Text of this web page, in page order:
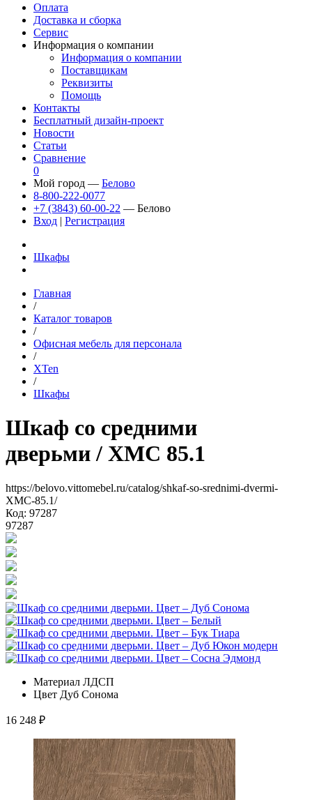
Оплата
Доставка и сборка
Сервис
Информация о компании
Информация о компании
Поставщикам
Реквизиты
Помощь
Контакты
Бесплатный дизайн-проект
Новости
Статьи
Сравнение
0
Мой город — Белово
8-800-222-0077
+7 (3843) 60-00-22 — Белово
Вход | Регистрация
Шкафы
Главная
/
Каталог товаров
/
Офисная мебель для персонала
/
XTen
/
Шкафы
Шкаф со средними
дверьми / XMC 85.1
https://belovo.vittomebel.ru/catalog/shkaf-so-srednimi-dvermi-
XMC-85.1/
Код: 97287
97287
Материал ЛДСП
Цвет Дуб Сонома
16 248 ₽